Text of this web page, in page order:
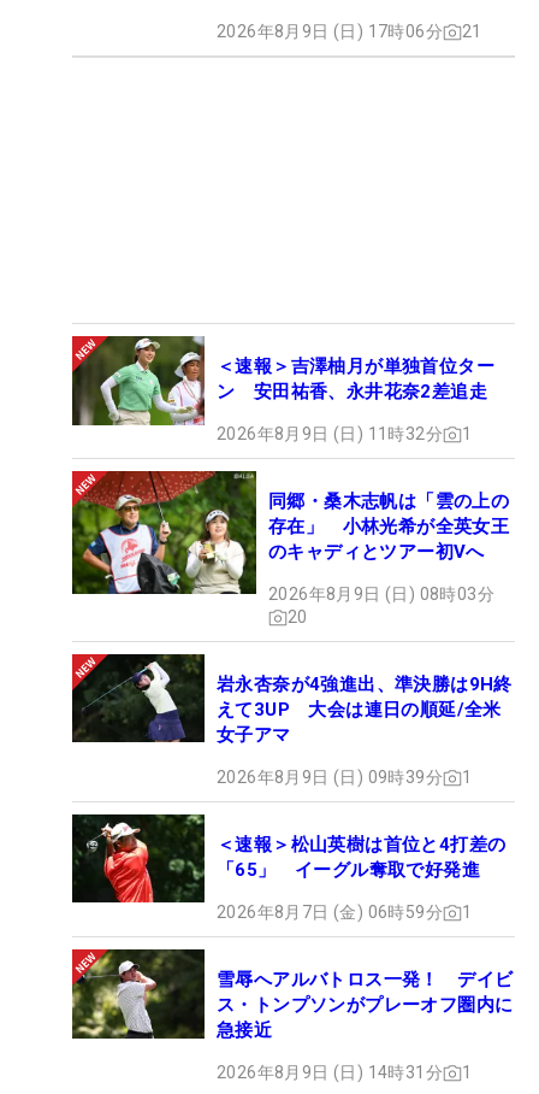
2026年8月9日 (日) 17時06分 21
＜速報＞吉澤柚月が単独首位ター
ン 安田祐香、永井花奈2差追走
2026年8月9日 (日) 11時32分 1
同郷・桑木志帆は「雲の上の
存在」 小林光希が全英女王
のキャディとツアー初Vへ
2026年8月9日 (日) 08時03分
20
岩永杏奈が4強進出、準決勝は9H終
えて3UP 大会は連日の順延/全米
女子アマ
2026年8月9日 (日) 09時39分 1
＜速報＞松山英樹は首位と4打差の
「65」 イーグル奪取で好発進
2026年8月7日 (金) 06時59分 1
雪辱へアルバトロス一発！ デイビ
ス・トンプソンがプレーオフ圏内に
急接近
2026年8月9日 (日) 14時31分 1